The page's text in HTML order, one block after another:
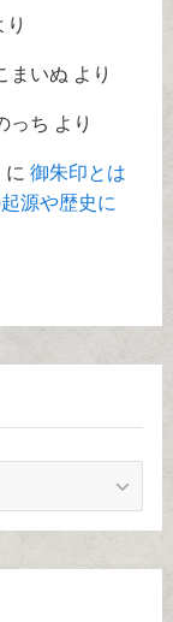
り
まいぬ より
っち より
に 御朱印とは
源や歴史に